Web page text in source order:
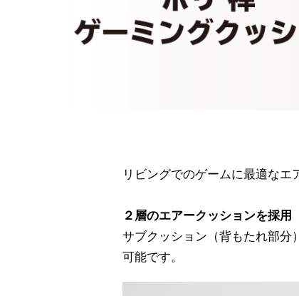
リビングでのゲームに最適な
２層のエアークッションを採用
サブクッション（背もたれ部分
可能です。